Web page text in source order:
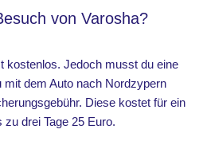
von Varosha?
kostenlos. Jedoch musst du eine
dem Auto nach Nordzypern
Diese kostet für ein
zu drei Tage 25 Euro.